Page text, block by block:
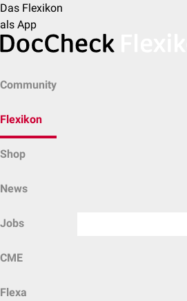
Das Flexikon
als App
Community
Flexikon
Shop
News
Jobs
CME
Flexa